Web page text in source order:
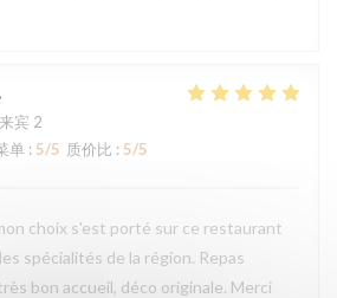
宾 2
单 : 5/5 质价比 : 5/5
choix s'est porté sur ce restaurant
spécialités de la région. Repas
bon accueil, déco originale. Merci